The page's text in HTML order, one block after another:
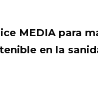
MEDIApara
en la